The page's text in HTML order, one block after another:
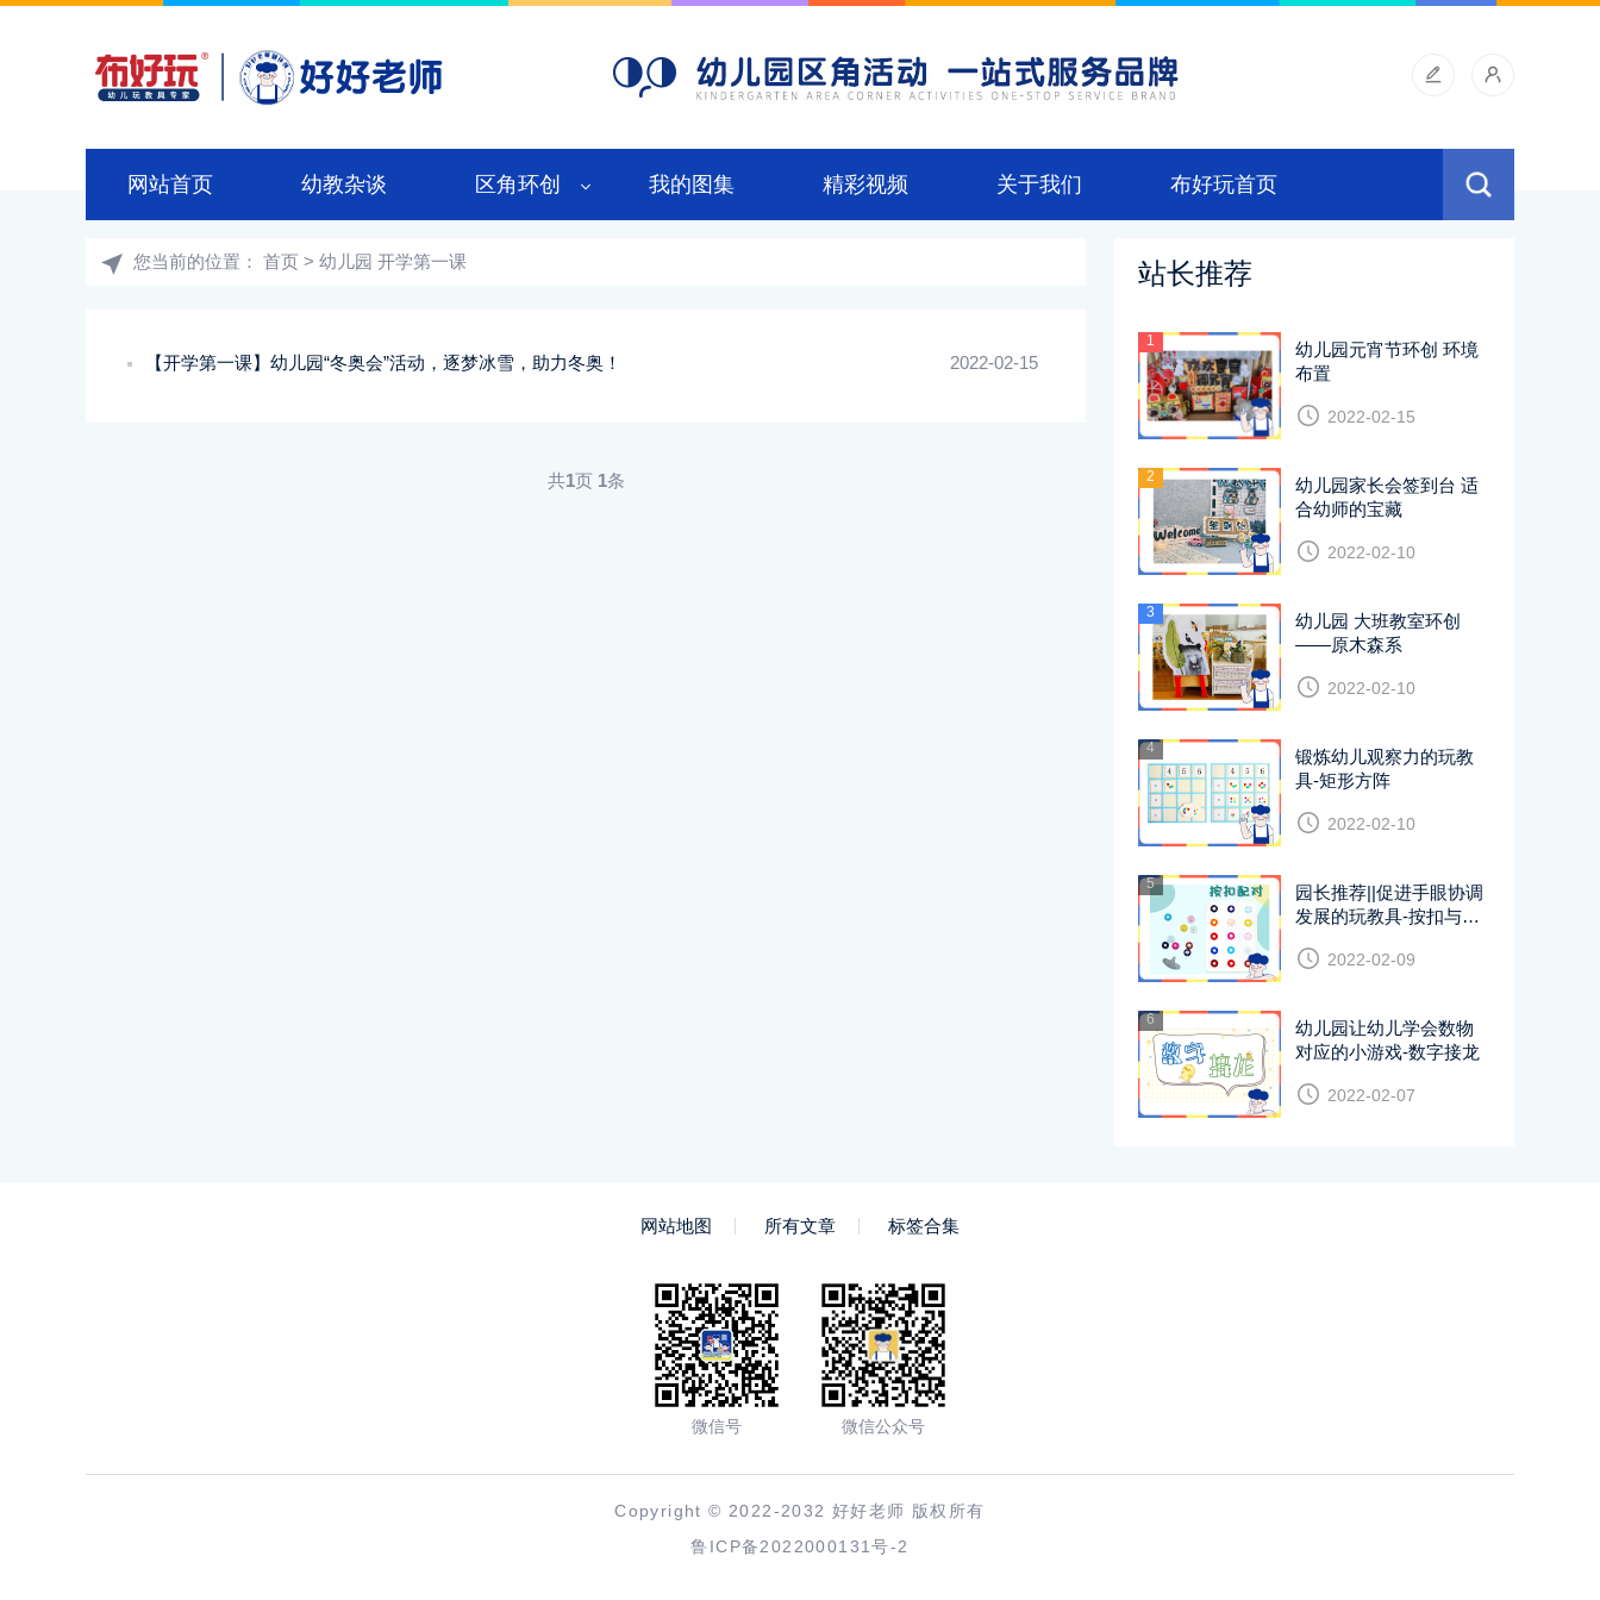
网站首页 幼教杂谈 区角环创 我的图集 精彩视频 关于我们 布好玩首页
您当前的位置： 首页 > 幼儿园 开学第一课
2022-02-15
【开学第一课】幼儿园“冬奥会”活动，逐梦冰雪，助力冬奥！
共1页 1条
站长推荐
1
幼儿园元宵节环创 环境
布置
2022-02-15
2
幼儿园家长会签到台 适
合幼师的宝藏
2022-02-10
3
幼儿园 大班教室环创
——原木森系
2022-02-10
4
锻炼幼儿观察力的玩教
具-矩形方阵
2022-02-10
5
园长推荐||促进手眼协调
发展的玩教具-按扣与撬
2022-02-09
6
幼儿园让幼儿学会数物
对应的小游戏-数字接龙
2022-02-07
网站地图 所有文章 标签合集
微信号 微信公众号
Copyright © 2022-2032 好好老师 版权所有
鲁ICP备2022000131号-2